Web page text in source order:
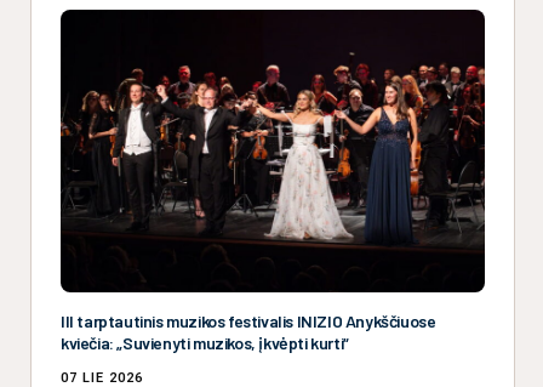
III tarptautinis muzikos festivalis INIZIO Anykščiuose
kviečia: „Suvienyti muzikos, įkvėpti kurti“
07 LIE 2026